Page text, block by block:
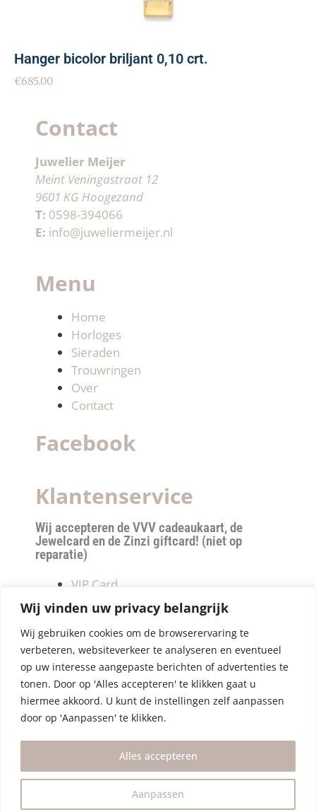
Wij vinden uw privacy belangrijk
Wij gebruiken cookies om de browserervaring te
verbeteren, websiteverkeer te analyseren en eventueel
op uw interesse aangepaste berichten of advertenties te
tonen. Door op 'Alles accepteren' te klikken gaat u
hiermee akkoord. U kunt de instellingen zelf aanpassen
door op 'Aanpassen' te klikken.
Aanpassen
Alles accepteren
Hanger bicolor briljant 0,10 crt.
€685.00
Contact
Juwelier Meijer
Meint Veningastraat 12
9601 KG Hoogezand
T: 0598-394066
E: info@juweliermeijer.nl
Menu
Home
Horloges
Sieraden
Trouwringen
Over
Contact
Facebook
Klantenservice
Wij accepteren de VVV cadeaukaart, de
Jewelcard en de Zinzi giftcard! (niet op
reparatie)
VIP Card
Retourneren
Betalen & verzendkosten
Privacy Policy
Algemene Voorwaarden